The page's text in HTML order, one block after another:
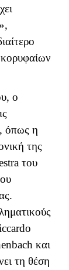
ο
όπως η
της
του
και
τη θέση